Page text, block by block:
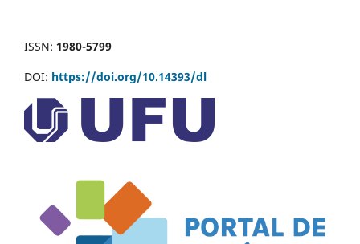
ISSN: 1980-5799
DOI: https://doi.org/10.14393/dl